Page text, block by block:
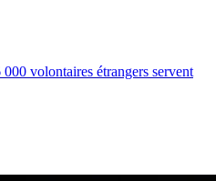
volontaires étrangers servent